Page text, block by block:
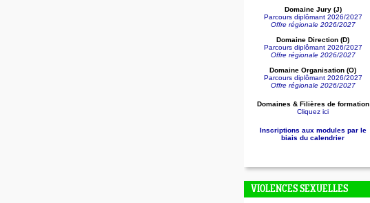
Domaine Jury (J)
Parcours diplômant 2026/2027
Offre régionale 2026/2027
Domaine Direction (D)
Parcours diplômant 2026/2027
Offre régionale 2026/2027
Domaine Organisation (O)
Parcours diplômant 2026/2027
Offre régionale 2026/2027
Domaines & Filières de formation
Cliquez ici
Inscriptions aux modules par le
biais du calendrier
VIOLENCES SEXUELLES